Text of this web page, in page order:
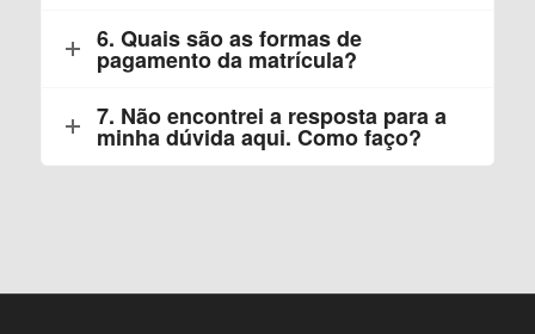
6. Quais são as formas de
pagamento da matrícula?
7. Não encontrei a resposta para a
minha dúvida aqui. Como faço?